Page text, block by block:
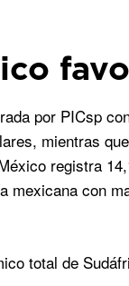
por PICsp
mientras
registra
con
total de